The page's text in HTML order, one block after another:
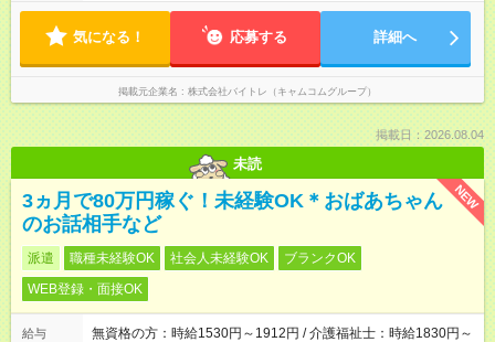
気になる！ 応募する 詳細へ
掲載元企業名 株式会社バイトレ（キャムコムグループ）
掲載日：2026.08.04
未読
NEW
3ヵ月で80万円稼ぐ！未経験OK＊おばあちゃん
のお話相手など
派遣 職種未経験OK 社会人未経験OK
ブランクOK
WEB登録・面接OK
給与
無資格の方：時給1530円～1912円 / 介護福祉士：時給1830円～